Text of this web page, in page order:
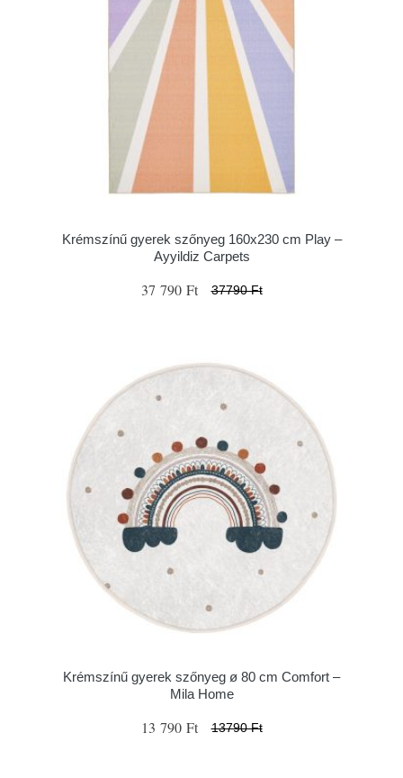
Krémszínű gyerek szőnyeg 160x230 cm Play –
Ayyildiz Carpets
37 790 Ft 37790 Ft
Krémszínű gyerek szőnyeg ø 80 cm Comfort –
Mila Home
13 790 Ft 13790 Ft